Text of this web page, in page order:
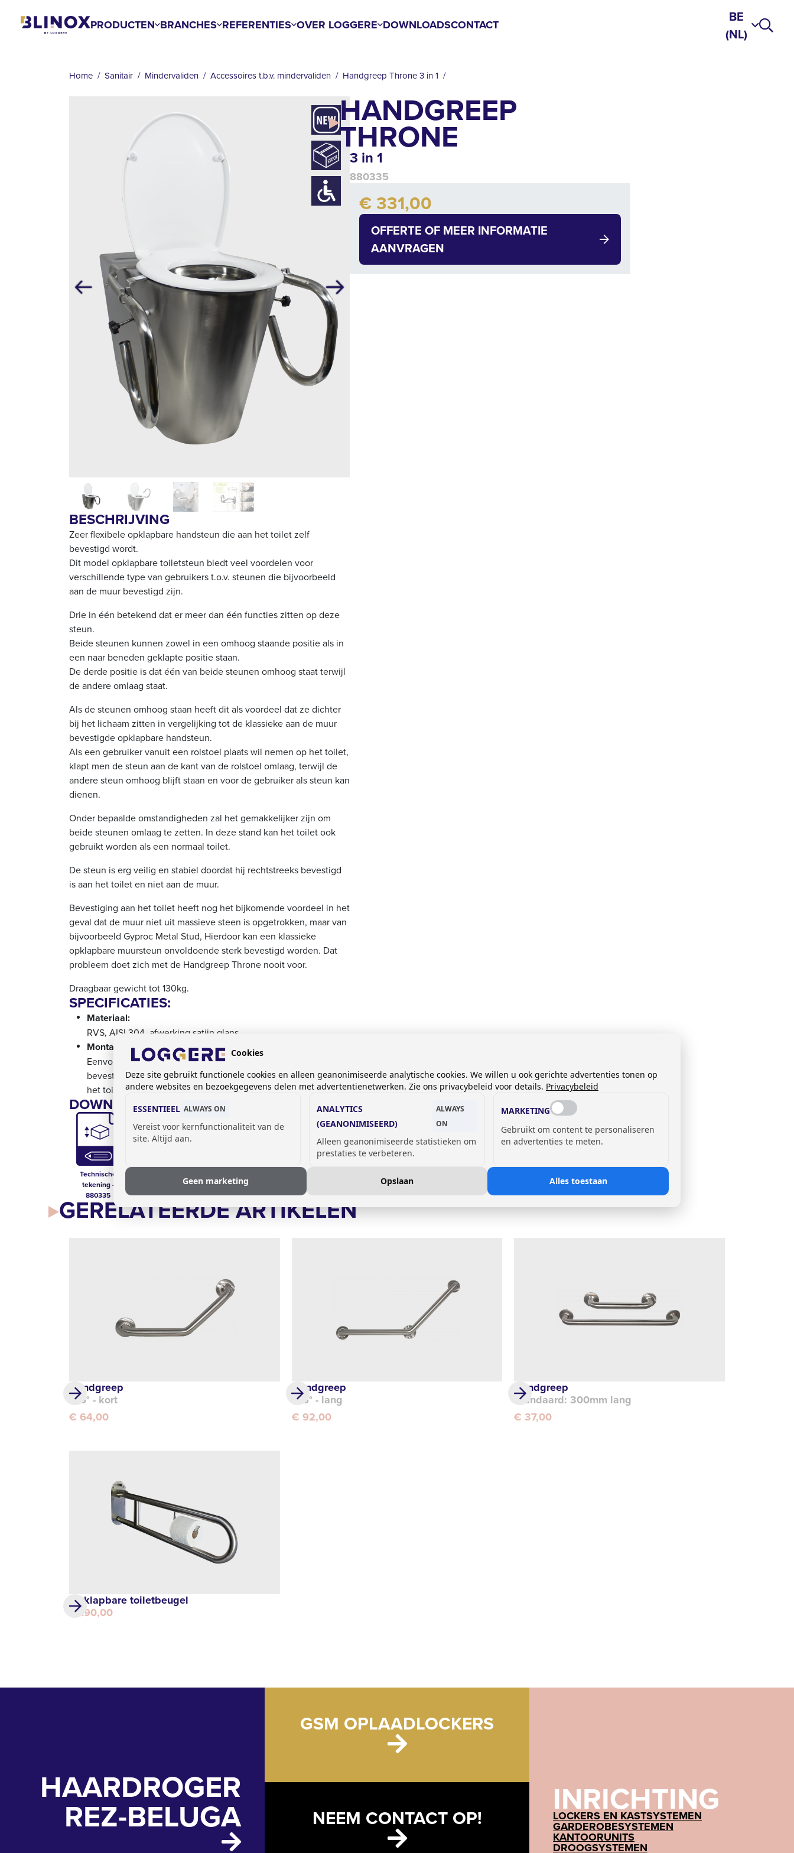
PRODUCTEN BRANCHES REFERENTIES OVER LOGGERE DOWNLOADSCONTACT
BE
(NL)
Home Sanitair Mindervaliden Accessoires t.b.v. mindervaliden Handgreep Throne 3 in 1
Vorige Volgende
BESCHRIJVING
Zeer flexibele opklapbare handsteun die aan het toilet zelf
bevestigd wordt.
Dit model opklapbare toiletsteun biedt veel voordelen voor
verschillende type van gebruikers t.o.v. steunen die bijvoorbeeld
aan de muur bevestigd zijn.
Drie in één betekend dat er meer dan één functies zitten op deze
steun.
Beide steunen kunnen zowel in een omhoog staande positie als in
een naar beneden geklapte positie staan.
De derde positie is dat één van beide steunen omhoog staat terwijl
de andere omlaag staat.
Als de steunen omhoog staan heeft dit als voordeel dat ze dichter
bij het lichaam zitten in vergelijking tot de klassieke aan de muur
bevestigde opklapbare handsteun.
Als een gebruiker vanuit een rolstoel plaats wil nemen op het toilet,
klapt men de steun aan de kant van de rolstoel omlaag, terwijl de
andere steun omhoog blijft staan en voor de gebruiker als steun kan
dienen.
Onder bepaalde omstandigheden zal het gemakkelijker zijn om
beide steunen omlaag te zetten. In deze stand kan het toilet ook
gebruikt worden als een normaal toilet.
De steun is erg veilig en stabiel doordat hij rechtstreeks bevestigd
is aan het toilet en niet aan de muur.
Bevestiging aan het toilet heeft nog het bijkomende voordeel in het
geval dat de muur niet uit massieve steen is opgetrokken, maar van
bijvoorbeeld Gyproc Metal Stud, Hierdoor kan een klassieke
opklapbare muursteun onvoldoende sterk bevestigd worden. Dat
probleem doet zich met de Handgreep Throne nooit voor.
Draagbaar gewicht tot 130kg.
SPECIFICATIES:
Materiaal:
RVS, AISI 304, afwerking satijn glans.
Montage:
Eenvoudige bevestiging aan de 2 Toilet
bevestigingspunten en middels boutenaan beide zijkanten van
het toilet.
DOWNLOADS:
Technische
tekening -
880335
- 880335
HANDGREEP
THRONE
3 in 1
880335
Quantity
€ 331,00
OFFERTE OF MEER INFORMATIE
AANVRAGEN
GERELATEERDE ARTIKELEN
Handgreep
135° - kort
€ 64,00
Handgreep
135° - lang
€ 92,00
Handgreep
Standaard: 300mm lang
€ 37,00
Opklapbare toiletbeugel
€ 190,00
HAARDROGER
REZ-BELUGA
GSM OPLAADLOCKERS
NEEM CONTACT OP! INRICHTING
LOCKERS EN KASTSYSTEMEN
GARDEROBESYSTEMEN
KANTOORUNITS
DROOGSYSTEMEN
Cookies
Deze site gebruikt functionele cookies en alleen geanonimiseerde analytische cookies. We willen u ook gerichte advertenties tonen op
andere websites en bezoekgegevens delen met advertentienetwerken. Zie ons privacybeleid voor details. Privacybeleid
ESSENTIEEL ALWAYS ON
Vereist voor kernfunctionaliteit van de
site. Altijd aan.
ANALYTICS
(GEANONIMISEERD)
ALWAYS
ON
Alleen geanonimiseerde statistieken om
prestaties te verbeteren.
MARKETING
Gebruikt om content te personaliseren
en advertenties te meten.
Geen marketing Opslaan Alles toestaan